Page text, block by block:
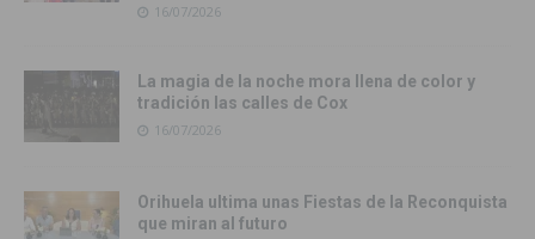
16/07/2026
La magia de la noche mora llena de color y
tradición las calles de Cox
16/07/2026
Orihuela ultima unas Fiestas de la Reconquista
que miran al futuro